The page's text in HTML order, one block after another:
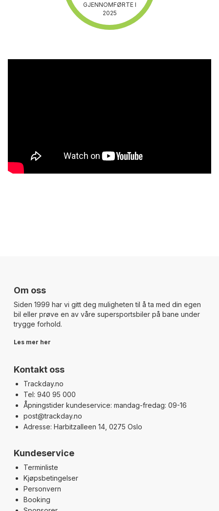
GJENNOMFØRTE I
2025
Om oss
Siden 1999 har vi gitt deg muligheten til å ta med din egen
bil eller prøve en av våre supersportsbiler på bane under
trygge forhold.
Les mer her
Kontakt oss
Trackday.no
Tel: 940 95 000
Åpningstider kundeservice: mandag-fredag: 09-16
post@trackday.no
Adresse: Harbitzalleen 14, 0275 Oslo
Kundeservice
Terminliste
Kjøpsbetingelser
Personvern
Booking